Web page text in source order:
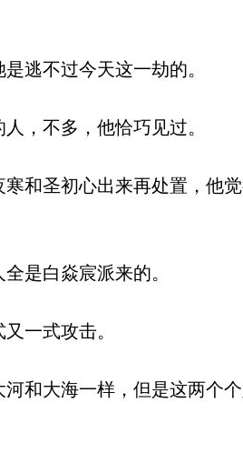
逃不过今天这一劫的。
，不多，他恰巧见过。
和圣初心出来再处置，他
是白焱宸派来的。
一式攻击。
和大海一样，但是这两个